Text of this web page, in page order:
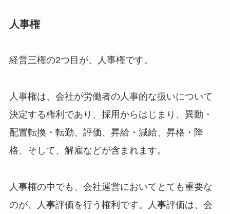
人事権
経営三権の2つ目が、人事権です。
人事権は、会社が労働者の人事的な扱いについて
決定する権利であり、採用からはじまり、異動・
配置転換・転勤、評価、昇給・減給、昇格・降
格、そして、解雇などが含まれます。
人事権の中でも、会社運営においてとても重要な
のが、人事評価を行う権利です。人事評価は、会